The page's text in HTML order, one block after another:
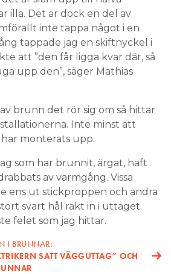
illa. Det är dock en del av
inte tappa något i en
tappade jag en skiftnyckel i
att ”den får ligga kvar där, så
upp den”, säger Mathias
brunn det rör sig om så hittar
Inte minst att
monterats upp.
som har brunnit, ärgat, haft
av varmgång. Vissa
ens ut stickproppen och andra
svart hål rakt in i uttaget.
felet som jag hittar.
I BRUNNAR:
SATT VÄGGUTTAG” OCH